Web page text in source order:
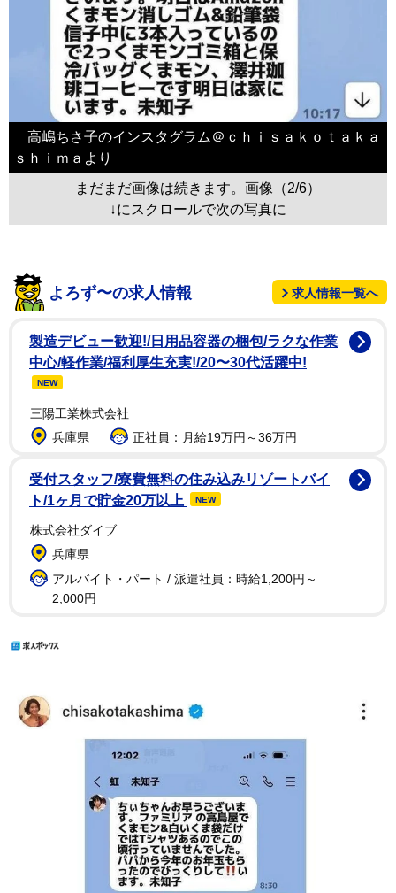
高嶋ちさ子のインスタグラム＠ｃｈｉｓａｋｏｔａｋａ
ｓｈｉｍａより
まだまだ画像は続きます。画像（2/6）
↓にスクロールで次の写真に
よろず〜の求人情報 求人情報一覧へ
製造デビュー歓迎!/日用品容器の梱包/ラクな作業
中心/軽作業/福利厚生充実!/20〜30代活躍中!
NEW
三陽工業株式会社
兵庫県
正社員：月給19万円～36万円
受付スタッフ/寮費無料の住み込みリゾートバイ
ト/1ヶ月で貯金20万以上
NEW
株式会社ダイブ
兵庫県
アルバイト・パート / 派遣社員：時給1,200円～
2,000円